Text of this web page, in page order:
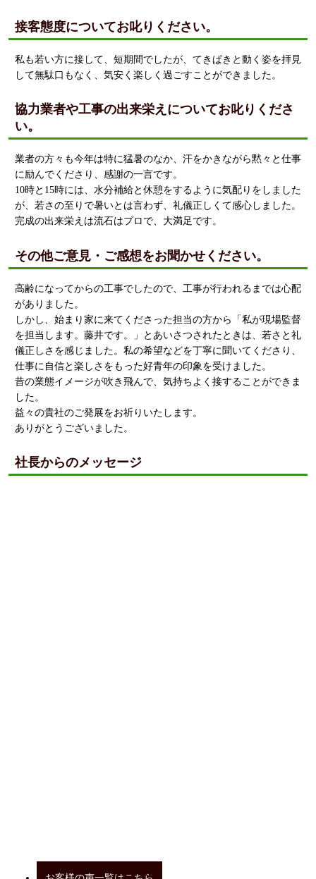
接客態度についてお叱りください。
私も若い方に接して、短期間でしたが、てきぱきと動く姿を拝見
して無駄口もなく、気安く楽しく過ごすことができました。
協力業者や工事の出来栄えについてお叱りくださ
い。
業者の方々も今年は特に猛暑のなか、汗をかきながら黙々と仕事
に励んでくださり、感謝の一言です。
10時と15時には、水分補給と休憩をするように気配りをしました
が、若さの至りで暑いとは言わず、礼儀正しくて感心しました。
完成の出来栄えは流石はプロで、大満足です。
その他ご意見・ご感想をお聞かせください。
高齢になってからの工事でしたので、工事が行われるまでは心配
がありました。
しかし、始まり家に来てくださった担当の方から「私が現場監督
を担当します。藤井です。」とあいさつされたときは、若さと礼
儀正しさを感じました。私の希望などを丁寧に聞いてくださり、
仕事に自信と楽しさをもった好青年の印象を受けました。
昔の業態イメージが吹き飛んで、気持ちよく接することができま
した。
益々の貴社のご発展をお祈りいたします。
ありがとうございました。
社長からのメッセージ